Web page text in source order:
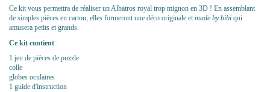
Ce kit vous permettra de réaliser un Albatros royal trop mignon en 3D ! En assemblant
de simples pièces en carton, elles formeront une déco originale etmade by bibi qui
amusera petits et grands.
Ce kit contient :
1 jeu de pièces de puzzle
colle
globes oculaires
1 guide d'instruction